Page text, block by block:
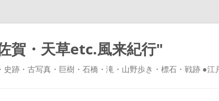
賀・天草etc.風来紀行"
跡・古写真・巨樹・石橋・滝・山野歩き・標石・戦跡 ●江